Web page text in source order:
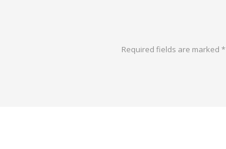
Required fields are marked*